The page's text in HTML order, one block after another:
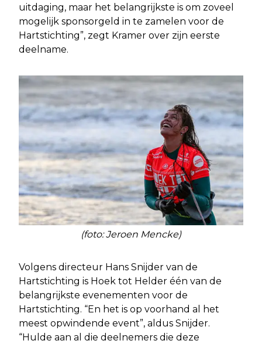
uitdaging, maar het belangrijkste is om zoveel
mogelijk sponsorgeld in te zamelen voor de
Hartstichting”, zegt Kramer over zijn eerste
deelname.
(foto: Jeroen Mencke)
Volgens directeur Hans Snijder van de
Hartstichting is Hoek tot Helder één van de
belangrijkste evenementen voor de
Hartstichting. “En het is op voorhand al het
meest opwindende event”, aldus Snijder.
“Hulde aan al die deelnemers die deze